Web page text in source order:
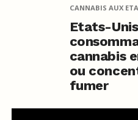
CANNABIS AUX
Etats-
cannabis
ou
fumer